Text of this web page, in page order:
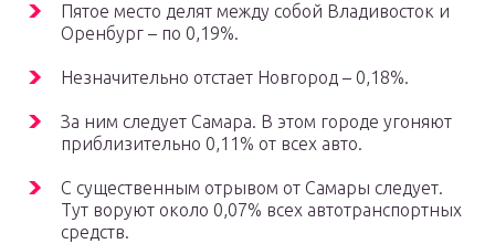
Пятое место делят между собой Владивосток и
Оренбург – по 0,19%.
Незначительно отстает Новгород – 0,18%.
За ним следует Самара. В этом городе угоняют
приблизительно 0,11% от всех авто.
С существенным отрывом от Самары следует.
Тут воруют около 0,07% всех автотранспортных
средств.